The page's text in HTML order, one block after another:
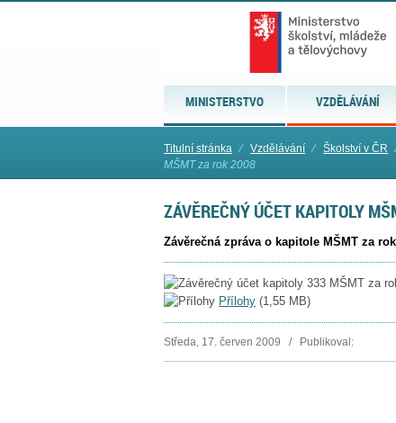
MINISTERSTVO VZDĚLÁVÁNÍ
Titulní stránka ⁄ Vzdělávání ⁄ Školství v ČR
MŠMT za rok 2008
ZÁVĚREČNÝ ÚČET KAPITOLY
Závěrečná zpráva o kapitole MŠMT za
Přílohy (1,55 MB)
Středa, 17. červen 2009 / Publikoval: